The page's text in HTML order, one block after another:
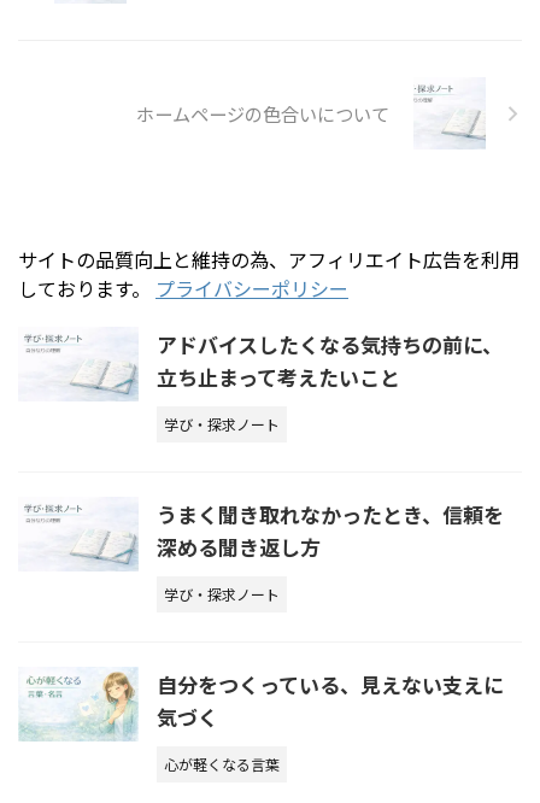
ホームページの色合いについて
サイトの品質向上と維持の為、アフィリエイト広告を利用
しております。 プライバシーポリシー
アドバイスしたくなる気持ちの前に、
立ち止まって考えたいこと
学び・探求ノート
うまく聞き取れなかったとき、信頼を
深める聞き返し方
学び・探求ノート
自分をつくっている、見えない支えに
気づく
心が軽くなる言葉